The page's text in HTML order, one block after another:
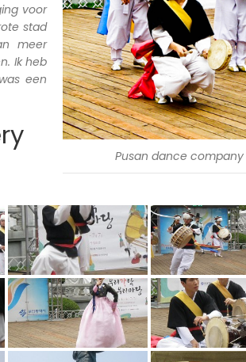
Pusan dance company
voor
stad
meer
Ik heb
een